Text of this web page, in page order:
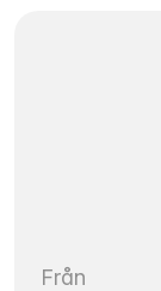
Från